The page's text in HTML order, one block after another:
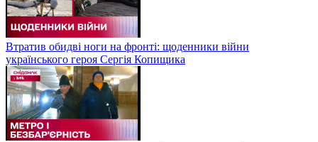
Втратив обидві ноги на фронті: щоденники війни
українського героя Сергія Копищика